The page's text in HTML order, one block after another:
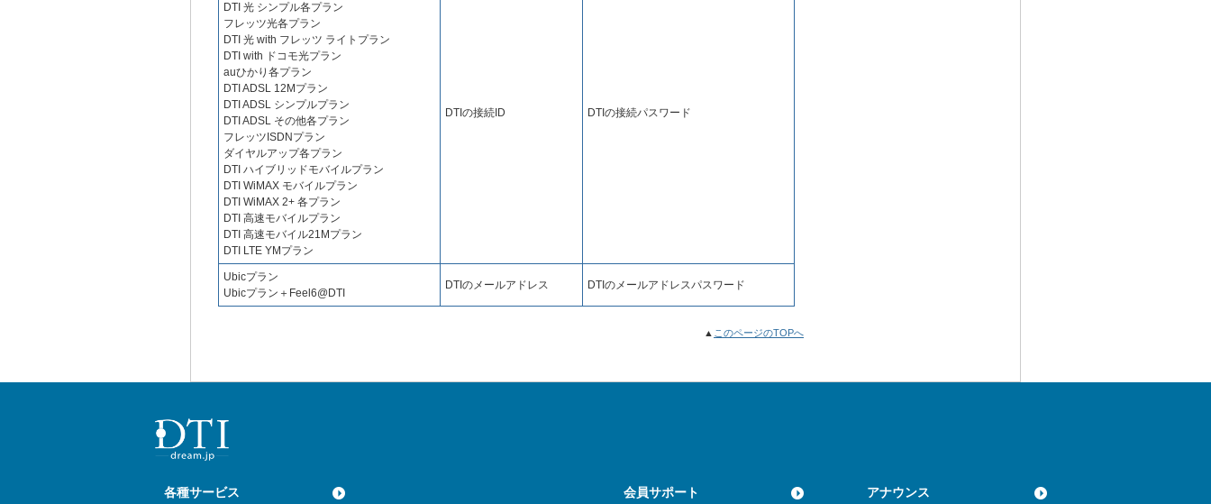
DTI 光 シンプル各プラン
フレッツ光各プラン
DTI 光 with フレッツ ライトプラン
DTI with ドコモ光プラン
auひかり各プラン
DTI ADSL 12Mプラン
DTI ADSL シンプルプラン
DTI ADSL その他各プラン
フレッツISDNプラン
ダイヤルアップ各プラン
DTI ハイブリッドモバイルプラン
DTI WiMAX モバイルプラン
DTI WiMAX 2+ 各プラン
DTI 高速モバイルプラン
DTI 高速モバイル21Mプラン
DTI LTE YMプラン
DTIの接続ID DTIの接続パスワード
Ubicプラン
Ubicプラン＋Feel6@DTI
DTIのメールアドレス DTIのメールアドレスパスワード
▲ このページのTOPへ
各種サービス 会員サポート アナウンス